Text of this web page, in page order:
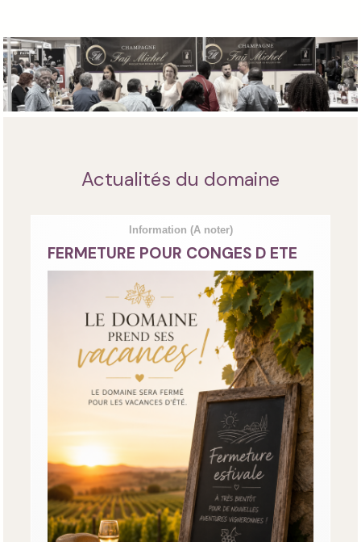
Actualités du domaine
Information (A noter)
FERMETURE POUR CONGES D ETE